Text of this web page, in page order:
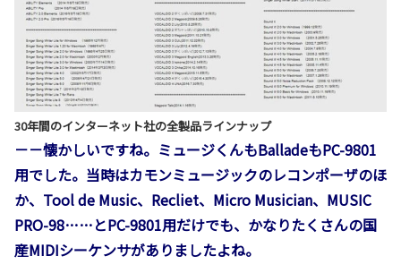
30年間のインターネット社の全製品ラインナップ
－－懐かしいですね。ミュージくんもBalladeもPC-9801
用でした。当時はカモンミュージックのレコンポーザのほ
か、Tool de Music、Recliet、Micro Musician、MUSIC
PRO-98……とPC-9801用だけでも、かなりたくさんの国
産MIDIシーケンサがありましたよね。